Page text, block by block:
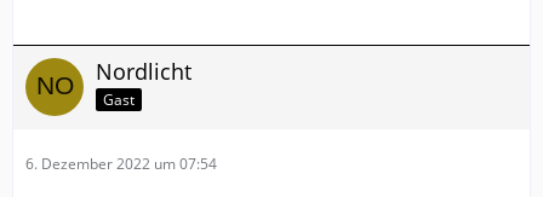
Nordlicht
Gast
6. Dezember 2022 um 07:54